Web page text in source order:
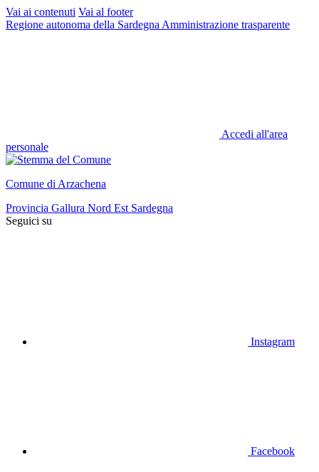
Vai ai contenuti Vai al footer
Regione autonoma della Sardegna Amministrazione trasparente
Accedi all'area
personale
Comune di Arzachena
Provincia Gallura Nord Est Sardegna
Seguici su
Instagram
Facebook